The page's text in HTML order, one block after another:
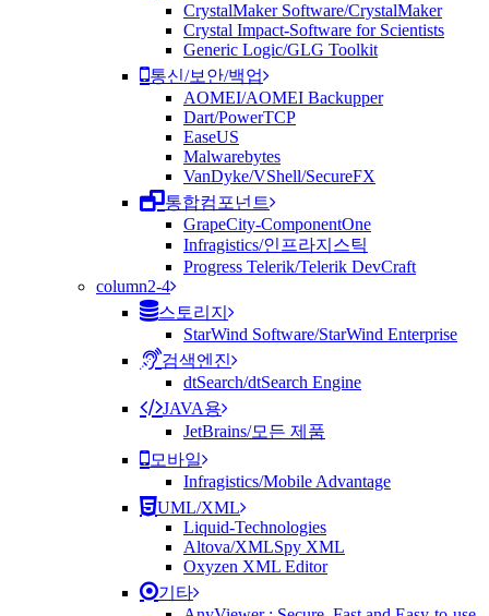
CrystalMaker Software/CrystalMaker
Crystal Impact-Software for Scientists
Generic Logic/GLG Toolkit
통신/보안/백업
AOMEI/AOMEI Backupper
Dart/PowerTCP
EaseUS
Malwarebytes
VanDyke/VShell/SecureFX
통합컴포넌트
GrapeCity-ComponentOne
Infragistics/인프라지스틱
Progress Telerik/Telerik DevCraft
column2-4
스토리지
StarWind Software/StarWind Enterprise
검색엔진
dtSearch/dtSearch Engine
JAVA용
JetBrains/모든 제품
모바일
Infragistics/Mobile Advantage
UML/XML
Liquid-Technologies
Altova/XMLSpy XML
Oxyzen XML Editor
기타